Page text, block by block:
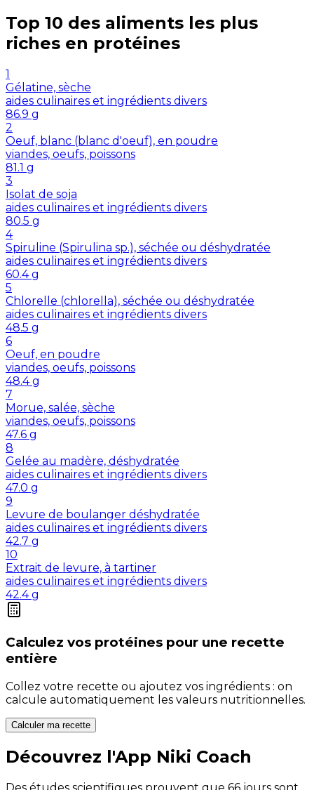
Top 10 des aliments les plus
riches en protéines
1
Gélatine, sèche
aides culinaires et ingrédients divers
86.9 g
2
Oeuf, blanc (blanc d'oeuf), en poudre
viandes, oeufs, poissons
81.1 g
3
Isolat de soja
aides culinaires et ingrédients divers
80.5 g
4
Spiruline (Spirulina sp.), séchée ou déshydratée
aides culinaires et ingrédients divers
60.4 g
5
Chlorelle (chlorella), séchée ou déshydratée
aides culinaires et ingrédients divers
48.5 g
6
Oeuf, en poudre
viandes, oeufs, poissons
48.4 g
7
Morue, salée, sèche
viandes, oeufs, poissons
47.6 g
8
Gelée au madère, déshydratée
aides culinaires et ingrédients divers
47.0 g
9
Levure de boulanger déshydratée
aides culinaires et ingrédients divers
42.7 g
10
Extrait de levure, à tartiner
aides culinaires et ingrédients divers
42.4 g
Calculez vos protéines pour une recette
entière
Collez votre recette ou ajoutez vos ingrédients : on
calcule automatiquement les valeurs nutritionnelles.
Calculer ma recette
Découvrez l'App Niki Coach
Des études scientifiques prouvent que 66 jours sont